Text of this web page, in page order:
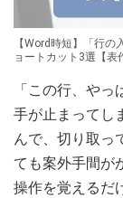
【Word時短】「行
ョートカット3選【表
「この行、や
手が止まってし
んで、切り取っ
ても案外手間が
操作を覚えるだ